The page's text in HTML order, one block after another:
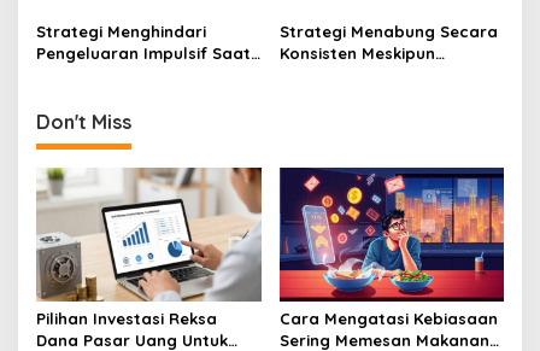
Cuan
Strategi Menghindari
Pengeluaran Impulsif Saat
Ketat
Strategi Menabung Secara
Konsisten Meskipun
Don't Miss
Pilihan Investasi Reksa
Dana Pasar Uang Untuk
Cara Mengatasi Kebiasaan
Sering Memesan Makanan